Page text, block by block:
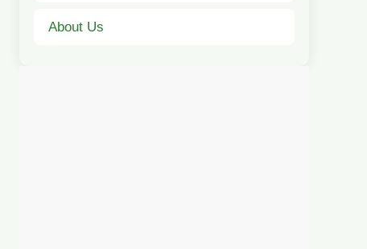
About Us